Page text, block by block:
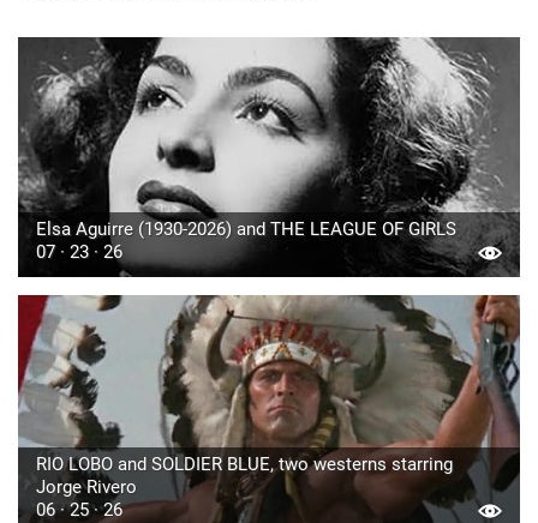
Elsa Aguirre (1930-2026) and THE LEAGUE OF GIRLS
07 · 23 · 26
RIO LOBO and SOLDIER BLUE, two westerns starring
Jorge Rivero
06 · 25 · 26